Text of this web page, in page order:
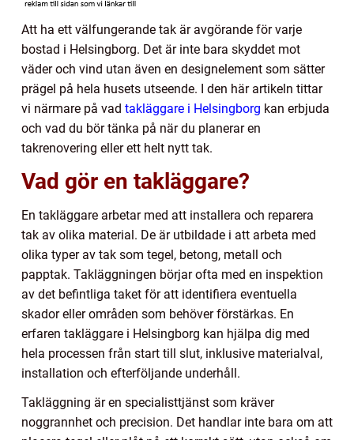
Att ha ett välfungerande tak är avgörande för varje
bostad i Helsingborg. Det är inte bara skyddet mot
väder och vind utan även en designelement som sätter
prägel på hela husets utseende. I den här artikeln tittar
vi närmare på vad takläggare i Helsingborg kan erbjuda
och vad du bör tänka på när du planerar en
takrenovering eller ett helt nytt tak.
Vad gör en takläggare?
En takläggare arbetar med att installera och reparera
tak av olika material. De är utbildade i att arbeta med
olika typer av tak som tegel, betong, metall och
papptak. Takläggningen börjar ofta med en inspektion
av det befintliga taket för att identifiera eventuella
skador eller områden som behöver förstärkas. En
erfaren takläggare i Helsingborg kan hjälpa dig med
hela processen från start till slut, inklusive materialval,
installation och efterföljande underhåll.
Takläggning är en specialisttjänst som kräver
noggrannhet och precision. Det handlar inte bara om att